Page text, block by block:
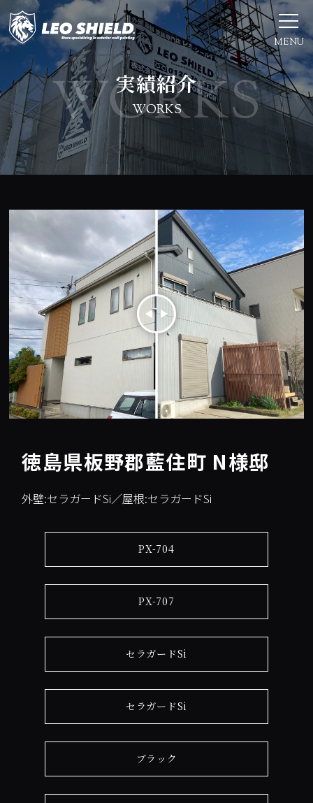
MENU
実績紹介
WORKS
徳島県板野郡藍住町 N様邸
外壁:セラガードSi／屋根:セラガードSi
PX-704
PX-707
セラガードSi
セラガードSi
ブラック